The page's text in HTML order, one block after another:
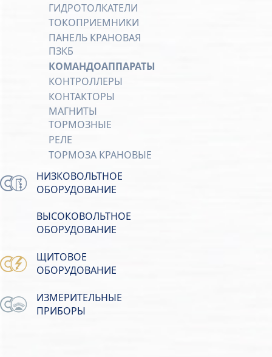
ГИДРОТОЛКАТЕЛИ
ТОКОПРИЕМНИКИ
ПАНЕЛЬ КРАНОВАЯ
ПЗКБ
КОМАНДОАППАРАТЫ
КОНТРОЛЛЕРЫ
КОНТАКТОРЫ
МАГНИТЫ
ТОРМОЗНЫЕ
РЕЛЕ
ТОРМОЗА КРАНОВЫЕ
НИЗКОВОЛЬТНОЕ
ОБОРУДОВАНИЕ
ВЫСОКОВОЛЬТНОЕ
ОБОРУДОВАНИЕ
ЩИТОВОЕ
ОБОРУДОВАНИЕ
ИЗМЕРИТЕЛЬНЫЕ
ПРИБОРЫ